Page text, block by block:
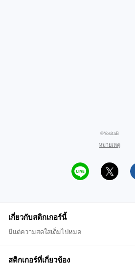
©YositaB
หมายเหตุ
เกี่ยวกับสติกเกอร์นี้
มีแต่ความสดใสเต็มไปหมด
สติกเกอร์ที่เกี่ยวข้อง